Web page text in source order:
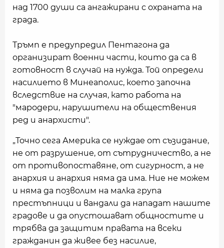
над 1700 души са ангажирани с охраната на
града.
Тръмп е предупредил Пентагона да
организират военни части, които да са в
готовност в случай на нужда. Той определи
насилието в Минеаполис, което започна
вследствие на случая, като работа на
"мародери, нарушители на обществения
ред и анархисти".
„Точно сега Америка се нуждае от съзидание,
не от разрушение, от сътрудничество, а не
от противопоставяне, от сигурност, а не
анархия и анархия няма да има. Ние не можем
и няма да позволим на малка група
престъпници и вандали да нападат нашите
градове и да опустошават общностите и
трябва да защитим правата на всеки
гражданин да живее без насилие,